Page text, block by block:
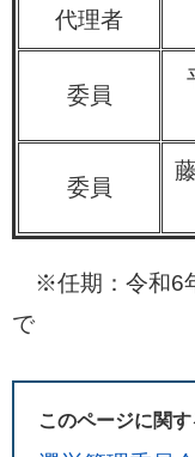
代理者
委員
委員
※任期：令和6
で
このページに関